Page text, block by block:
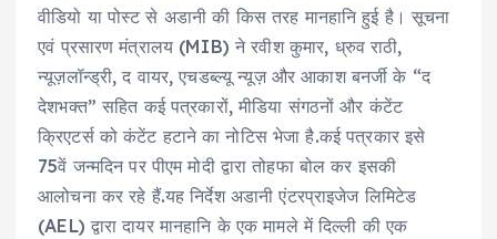
वीडियो या पोस्ट से अडानी की किस तरह मानहानि हुई है। सूचना
एवं प्रसारण मंत्रालय (MIB) ने रवीश कुमार, ध्रुव राठी,
न्यूज़लॉन्ड्री, द वायर, एचडब्ल्यू न्यूज़ और आकाश बनर्जी के “द
देशभक्त” सहित कई पत्रकारों, मीडिया संगठनों और कंटेंट
क्रिएटर्स को कंटेंट हटाने का नोटिस भेजा है.कई पत्रकार इसे
75वें जन्मदिन पर पीएम मोदी द्वारा तोहफा बोल कर इसकी
आलोचना कर रहे हैं.यह निर्देश अडानी एंटरप्राइजेज लिमिटेड
(AEL) द्वारा दायर मानहानि के एक मामले में दिल्ली की एक